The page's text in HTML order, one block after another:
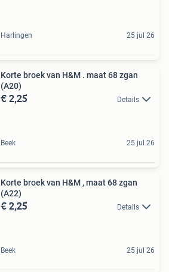
Harlingen 25 jul 26
Korte broek van H&M . maat 68 zgan
(A20)
€ 2,25 Details
Beek 25 jul 26
Korte broek van H&M , maat 68 zgan
(A22)
€ 2,25 Details
Beek 25 jul 26